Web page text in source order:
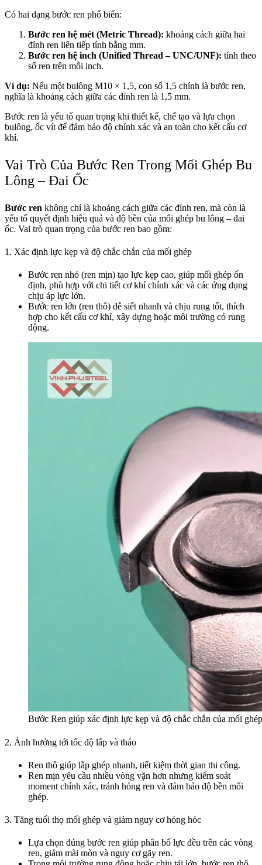
Có hai dạng bước ren phổ biến:
Bước ren hệ mét (Metric Thread): khoảng cách giữa hai
đỉnh ren liên tiếp tính bằng mm.
Bước ren hệ inch (Unified Thread – UNC/UNF): tính theo
số ren trên mỗi inch.
Ví dụ: Nếu một bulông M10 × 1,5, con số 1,5 chính là bước ren,
nghĩa là khoảng cách giữa các đỉnh ren là 1,5 mm.
Bước ren là yếu tố quan trọng khi thiết kế, chế tạo và lựa chọn
bulông, ốc vít để đảm bảo độ chính xác và an toàn cho kết cấu cơ
khí.
Vai Trò Của Bước Ren Trong Mối Ghép Bu
Lông – Đai Ốc
Bước ren không chỉ là khoảng cách giữa các đỉnh ren, mà còn là
yếu tố quyết định hiệu quả và độ bền của mối ghép bu lông – đai
ốc. Vai trò quan trọng của bước ren bao gồm:
1. Xác định lực kẹp và độ chắc chắn của mối ghép
Bước ren nhỏ (ren mịn) tạo lực kẹp cao, giúp mối ghép ổn
định, phù hợp với chi tiết cơ khí chính xác và các ứng dụng
chịu áp lực lớn.
Bước ren lớn (ren thô) dễ siết nhanh và chịu rung tốt, thích
hợp cho kết cấu cơ khí, xây dựng hoặc môi trường có rung
động.
Bước Ren giúp xác định lực kẹp và độ chắc chắn của mối ghép
2. Ảnh hưởng tới tốc độ lắp và tháo
Ren thô giúp lắp ghép nhanh, tiết kiệm thời gian thi công.
Ren mịn yêu cầu nhiều vòng vặn hơn nhưng kiểm soát
moment chính xác, tránh hỏng ren và đảm bảo độ bền mối
ghép.
3. Tăng tuổi thọ mối ghép và giảm nguy cơ hỏng hóc
Lựa chọn đúng bước ren giúp phân bố lực đều trên các vòng
ren, giảm mài mòn và nguy cơ gãy ren.